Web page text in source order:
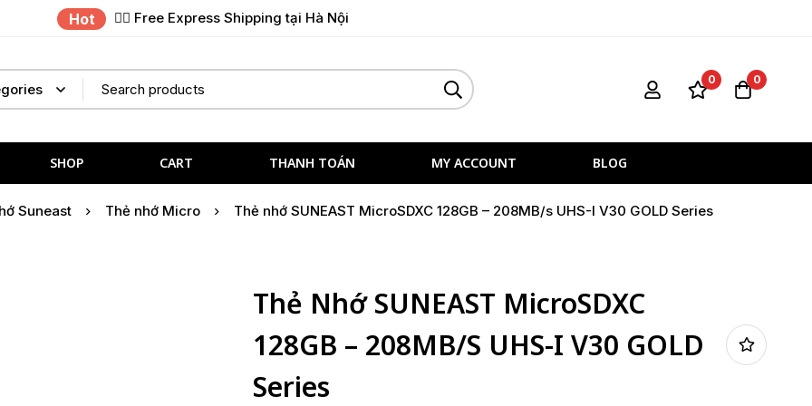
Hot ✌🏼 Free Express Shipping tại Hà Nội
0 0
SHOP CART THANH TOÁN MY ACCOUNT BLOG
Suneast Thẻ nhớ Micro Thẻ nhớ SUNEAST MicroSDXC 128GB – 208MB/s UHS-I V30 GOLD Series
Thẻ Nhớ SUNEAST MicroSDXC
128GB – 208MB/s UHS-I V30 GOLD
Series